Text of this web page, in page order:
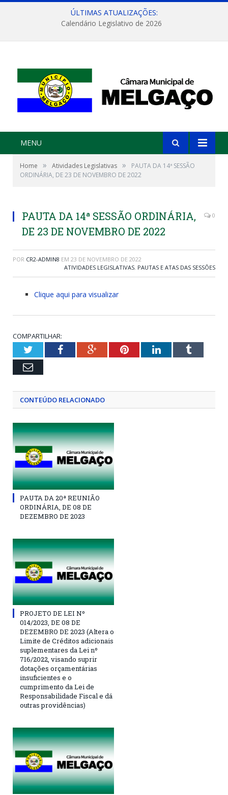
ÚLTIMAS ATUALIZAÇÕES:
Calendário Legislativo de 2026
MENU
Home » Atividades Legislativas »
PAUTA DA 14ª SESSÃO
ORDINÁRIA, DE 23 DE NOVEMBRO DE 2022
PAUTA DA 14ª SESSÃO ORDINÁRIA,
DE 23 DE NOVEMBRO DE 2022
0
POR CR2-ADMIN8 EM 23 DE NOVEMBRO DE 2022
ATIVIDADES LEGISLATIVAS, PAUTAS E ATAS DAS SESSÕES
Clique aqui para visualizar
COMPARTILHAR:
TwitterFacebookGoogle+PinterestLinkedInTumblr
Email
CONTEÚDO RELACIONADO
PAUTA DA 20ª REUNIÃO
ORDINÁRIA, DE 08 DE
DEZEMBRO DE 2023
PROJETO DE LEI Nº
014/2023, DE 08 DE
DEZEMBRO DE 2023 (Altera o
Limite de Créditos adicionais
suplementares da Lei nº
716/2022, visando suprir
dotações orçamentárias
insuficientes e o
cumprimento da Lei de
Responsabilidade Fiscal e dá
outras providências)